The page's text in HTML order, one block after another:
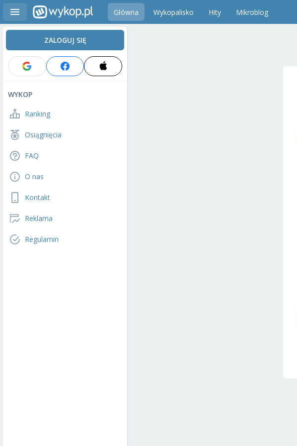
Główna Wykopalisko Hity Mikroblog
ZALOGUJ SIĘ
WYKOP
Ranking
Osiągnięcia
FAQ
O nas
Kontakt
Reklama
Regulamin